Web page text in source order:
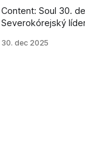
Content: Soul 30.
Severokórejský
najnovšie salvové
30. dec 2025